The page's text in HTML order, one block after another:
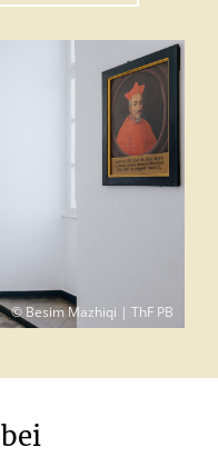
© Besim Mazhiqi | ThF PB
bei